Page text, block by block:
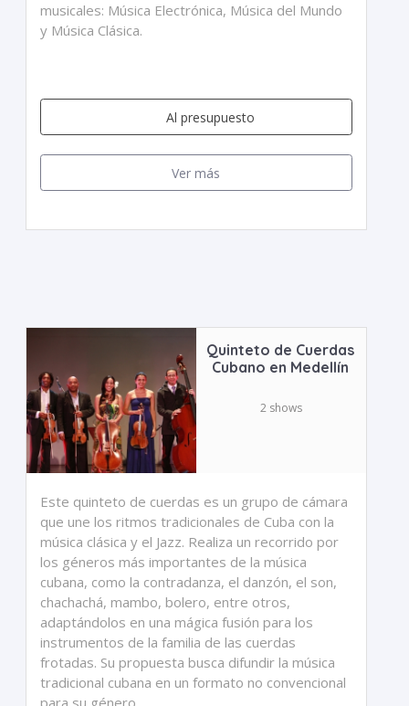
musicales: Música Electrónica, Música del Mundo
y Música Clásica.
Al presupuesto
Ver más
Quinteto de Cuerdas
Cubano en Medellín
2 shows
Este quinteto de cuerdas es un grupo de cámara
que une los ritmos tradicionales de Cuba con la
música clásica y el Jazz. Realiza un recorrido por
los géneros más importantes de la música
cubana, como la contradanza, el danzón, el son,
chachachá, mambo, bolero, entre otros,
adaptándolos en una mágica fusión para los
instrumentos de la familia de las cuerdas
frotadas. Su propuesta busca difundir la música
tradicional cubana en un formato no convencional
para su género.